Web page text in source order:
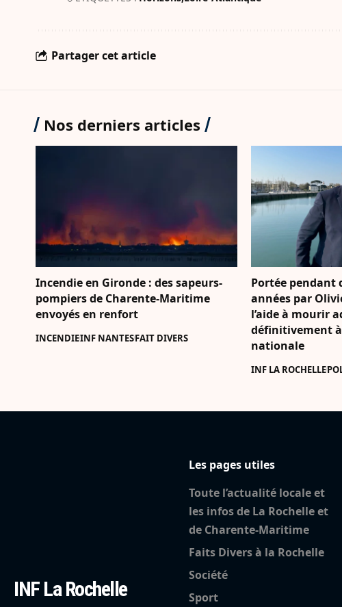
Partager cet article
Nos derniers articles
Incendie en Gironde : des sapeurs-
pompiers de Charente-Maritime
envoyés en renfort
INCENDIEINF NANTESFAIT DIVERS
Portée pendant
années par
l’aide à mourir
définitivement à
nationale
INF LA ROCHELLE
INF La Rochelle
Les pages utiles
Toute l’actualité locale et
les infos de La Rochelle et
de Charente-Maritime
Faits Divers à la Rochelle
Société
Sport